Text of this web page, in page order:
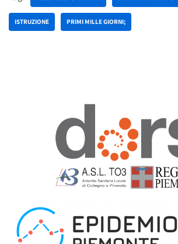
ISTRUZIONE PRIMI MILLE GIORNI;